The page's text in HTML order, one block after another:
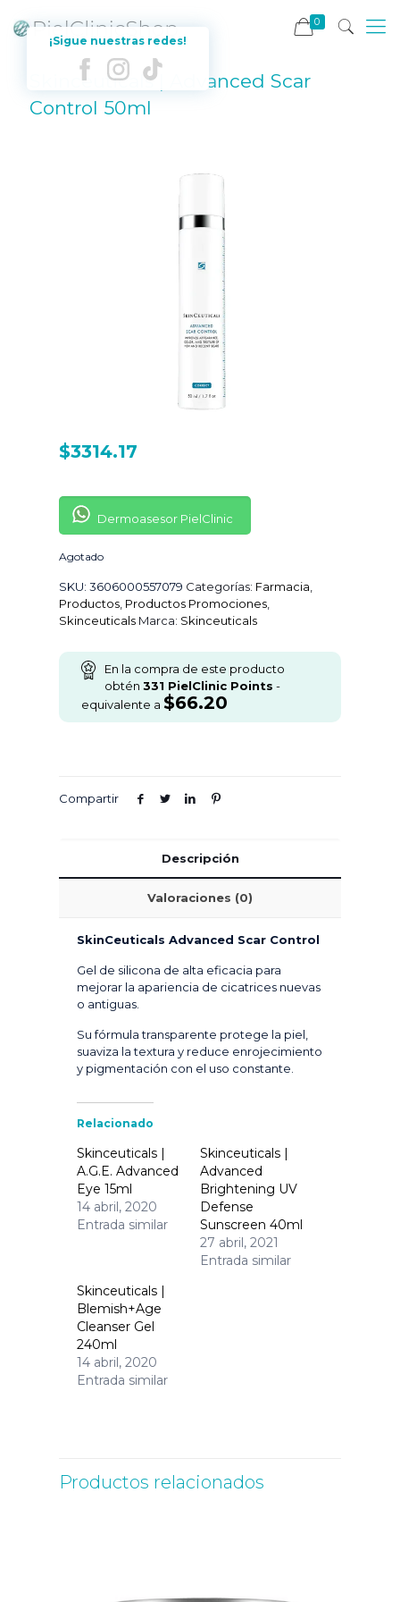
0
Skinceuticals | Advanced Scar
Control 50ml
$3314.17
Dermoasesor PielClinic
Agotado
SKU: 3606000557079 Categorías: Farmacia
Productos Productos Promociones
Skinceuticals Marca: Skinceuticals
En la compra de este producto
obtén 331 PielClinic Points -
equivalente a $66.20
Compartir
Descripción
Valoraciones (0)
SkinCeuticals Advanced Scar Control
Gel de silicona de alta eficacia para
mejorar la apariencia de cicatrices nuevas
o antiguas.
Su fórmula transparente protege la piel,
suaviza la textura y reduce enrojecimiento
y pigmentación con el uso constante.
Relacionado
Skinceuticals |
A.G.E. Advanced
Eye 15ml
14 abril, 2020
Entrada similar
Skinceuticals |
Advanced
Brightening UV
Defense
Sunscreen 40ml
27 abril, 2021
Entrada similar
Skinceuticals |
Blemish+Age
Cleanser Gel
240ml
14 abril, 2020
Entrada similar
Productos relacionados
¡Sigue nuestras redes!